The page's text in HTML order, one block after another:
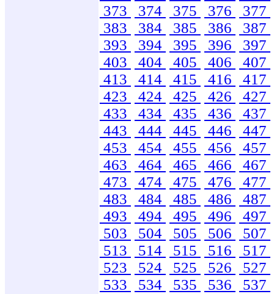
373
374 375 376
377
383
384 385 386
387
393
394 395 396
397
403
404 405 406
407
413
414 415 416
417
423
424 425 426
427
433
434 435 436
437
443
444 445 446
447
453
454 455 456
457
463
464 465 466
467
473
474 475 476
477
483
484 485 486
487
493
494 495 496
497
503
504 505 506
507
513
514 515 516
517
523
524 525 526
527
533
534 535 536
537